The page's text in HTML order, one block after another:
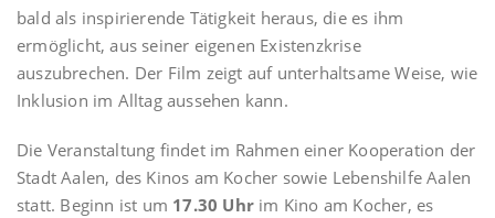
bald als inspirierende Tätigkeit heraus, die es ihm
ermöglicht, aus seiner eigenen Existenzkrise
auszubrechen. Der Film zeigt auf unterhaltsame Weise, wie
Inklusion im Alltag aussehen kann.
Die Veranstaltung findet im Rahmen einer Kooperation der
Stadt Aalen, des Kinos am Kocher sowie Lebenshilfe Aalen
statt. Beginn ist um 17.30 Uhr im Kino am Kocher, es